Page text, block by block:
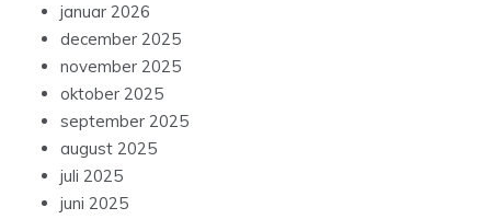
januar 2026
december 2025
november 2025
oktober 2025
september 2025
august 2025
juli 2025
juni 2025